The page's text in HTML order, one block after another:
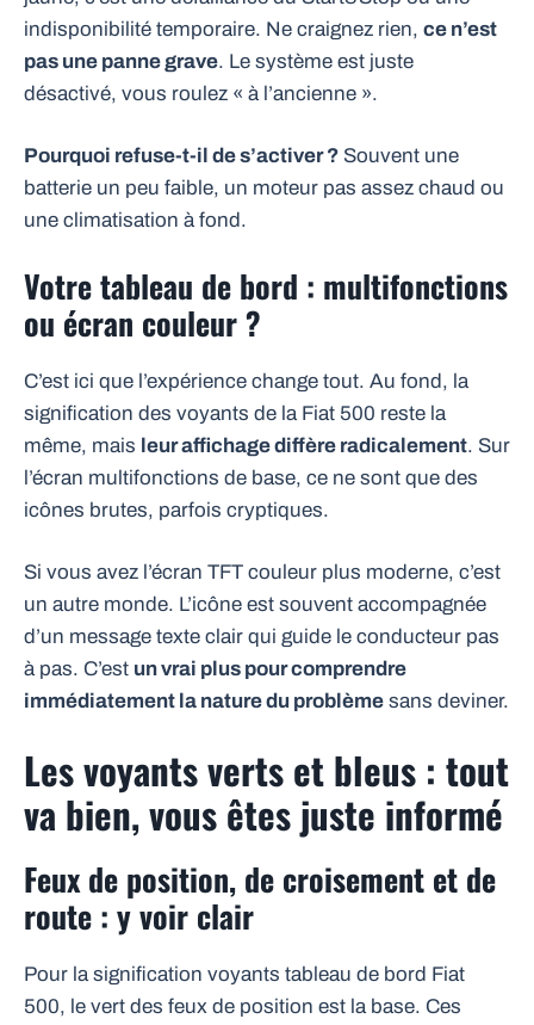
indisponibilité temporaire. Ne craignez rien, ce n’est
pas une panne grave. Le système est juste
désactivé, vous roulez « à l’ancienne ».
Pourquoi refuse-t-il de s’activer ? Souvent une
batterie un peu faible, un moteur pas assez chaud ou
une climatisation à fond.
Votre tableau de bord : multifonctions
ou écran couleur ?
C’est ici que l’expérience change tout. Au fond, la
signification des voyants de la Fiat 500 reste la
même, mais leur affichage diffère radicalement. Sur
l’écran multifonctions de base, ce ne sont que des
icônes brutes, parfois cryptiques.
Si vous avez l’écran TFT couleur plus moderne, c’est
un autre monde. L’icône est souvent accompagnée
d’un message texte clair qui guide le conducteur pas
à pas. C’est un vrai plus pour comprendre
immédiatement la nature du problème sans deviner.
Les voyants verts et bleus : tout
va bien, vous êtes juste informé
Feux de position, de croisement et de
route : y voir clair
Pour la signification voyants tableau de bord Fiat
500, le vert des feux de position est la base. Ces